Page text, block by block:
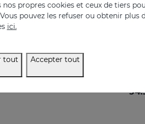
ACGLICOLIC 20 Crème Hydratante SPF 15
nos propres cookies et ceux de tiers
pouvez les refuser ou obtenir plus
ici.
tout Accepter tout